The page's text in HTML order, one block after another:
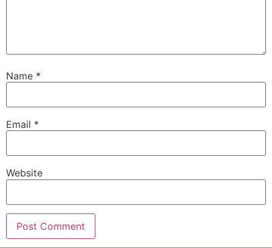
Name *
Email *
Website